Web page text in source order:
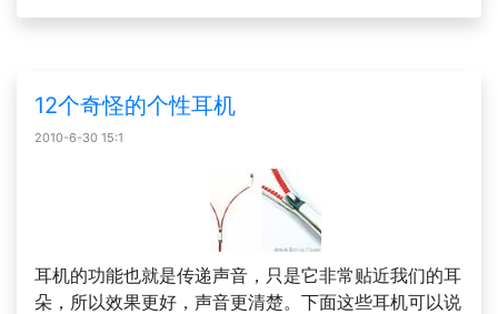
12个奇怪的个性耳机
2010-6-30 15:1
耳机的功能也就是传递声音，只是它非常贴近我们的耳
朵，所以效果更好，声音更清楚。下面这些耳机可以说